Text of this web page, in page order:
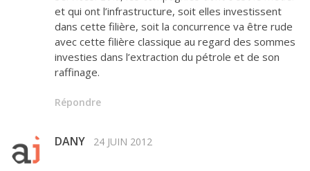
et qui ont l’infrastructure, soit elles investissent
dans cette filière, soit la concurrence va être rude
avec cette filière classique au regard des sommes
investies dans l’extraction du pétrole et de son
raffinage.
Répondre
DANY 24 JUIN 2012